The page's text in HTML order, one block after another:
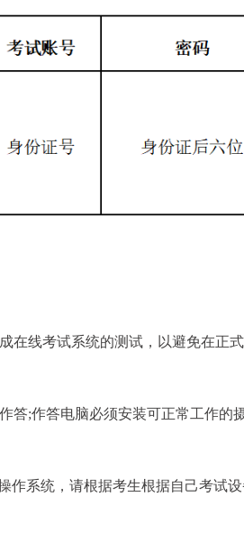
在线考试系统的测试，以避免在正
答;作答电脑必须安装可正常工作的
作系统，请根据考生根据自己考试